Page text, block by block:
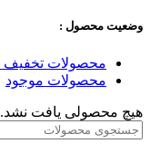
وضعیت محصول :
محصولات تخفیف
محصولات موجود
هیچ محصولی یافت نشد.